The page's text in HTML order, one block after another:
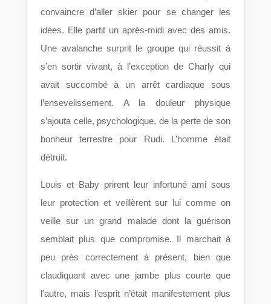
convaincre d’aller skier pour se changer les
idées. Elle partit un après-midi avec des amis.
Une avalanche surprit le groupe qui réussit à
s’en sortir vivant, à l’exception de Charly qui
avait succombé à un arrêt cardiaque sous
l’ensevelissement. A la douleur physique
s’ajouta celle, psychologique, de la perte de son
bonheur terrestre pour Rudi. L’homme était
détruit.
Louis et Baby prirent leur infortuné ami sous
leur protection et veillèrent sur lui comme on
veille sur un grand malade dont la guérison
semblait plus que compromise. Il marchait à
peu près correctement à présent, bien que
claudiquant avec une jambe plus courte que
l’autre, mais l’esprit n’était manifestement plus